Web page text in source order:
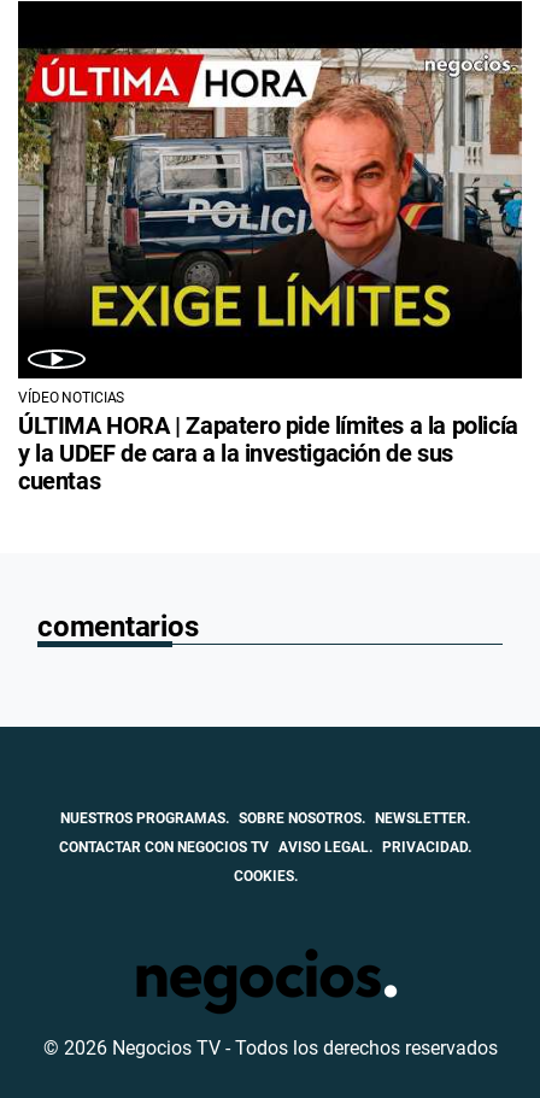
VÍDEO NOTICIAS
ÚLTIMA HORA | Zapatero pide límites a la policía
y la UDEF de cara a la investigación de sus
cuentas
comentarios
NUESTROS PROGRAMAS. SOBRE NOSOTROS.
NEWSLETTER.
CONTACTAR CON NEGOCIOS TV AVISO LEGAL.
PRIVACIDAD.
COOKIES.
© 2026 Negocios TV - Todos los derechos reservados